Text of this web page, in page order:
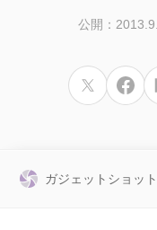
公開：
ガジェットショット